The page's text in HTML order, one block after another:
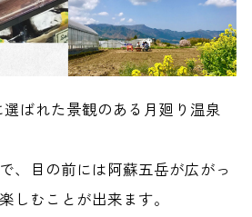
ばれた景観のある月廻り温泉
、
目の前には阿蘇五岳が広がっ
しむことが出来ます。